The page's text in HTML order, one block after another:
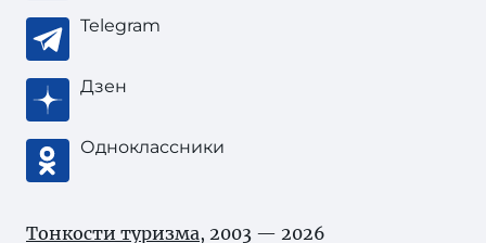
Telegram
Дзен
Одноклассники
Тонкости туризма, 2003 — 2026